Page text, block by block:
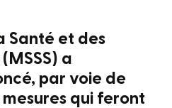
Santé et des
a
par voie de
qui feront